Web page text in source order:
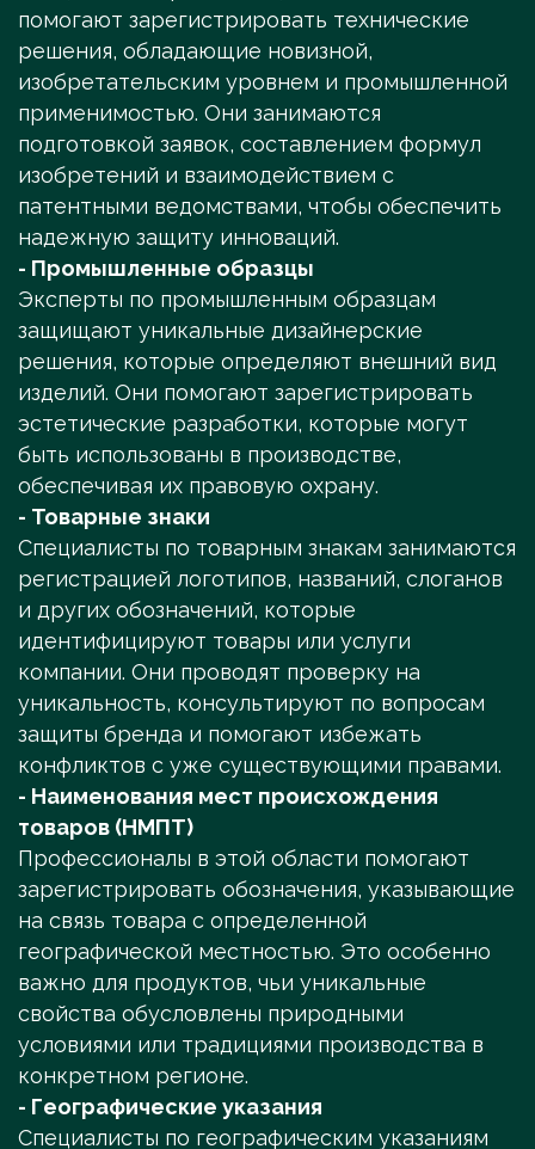
помогают зарегистрировать технические
решения, обладающие новизной,
изобретательским уровнем и промышленной
применимостью. Они занимаются
подготовкой заявок, составлением формул
изобретений и взаимодействием с
патентными ведомствами, чтобы обеспечить
надежную защиту инноваций.
- Промышленные образцы
Эксперты по промышленным образцам
защищают уникальные дизайнерские
решения, которые определяют внешний вид
изделий. Они помогают зарегистрировать
эстетические разработки, которые могут
быть использованы в производстве,
обеспечивая их правовую охрану.
- Товарные знаки
Специалисты по товарным знакам занимаются
регистрацией логотипов, названий, слоганов
и других обозначений, которые
идентифицируют товары или услуги
компании. Они проводят проверку на
уникальность, консультируют по вопросам
защиты бренда и помогают избежать
конфликтов с уже существующими правами.
- Наименования мест происхождения
товаров (НМПТ)
Профессионалы в этой области помогают
зарегистрировать обозначения, указывающие
на связь товара с определенной
географической местностью. Это особенно
важно для продуктов, чьи уникальные
свойства обусловлены природными
условиями или традициями производства в
конкретном регионе.
- Географические указания
Специалисты по географическим указаниям